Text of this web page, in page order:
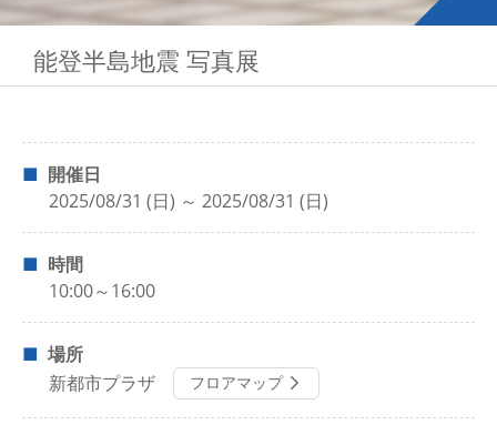
能登半島地震 写真展
開催日
2025/08/31 (日) ～ 2025/08/31 (日)
時間
10:00～16:00
場所
新都市プラザ フロアマップ